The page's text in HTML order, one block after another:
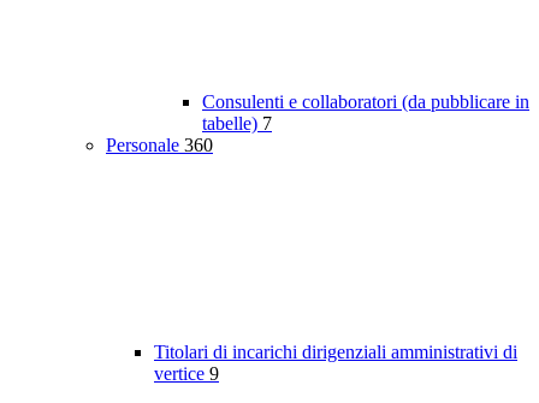
Consulenti e collaboratori (da pubblicare in
tabelle) 7
Personale 360
Titolari di incarichi dirigenziali amministrativi di
vertice 9